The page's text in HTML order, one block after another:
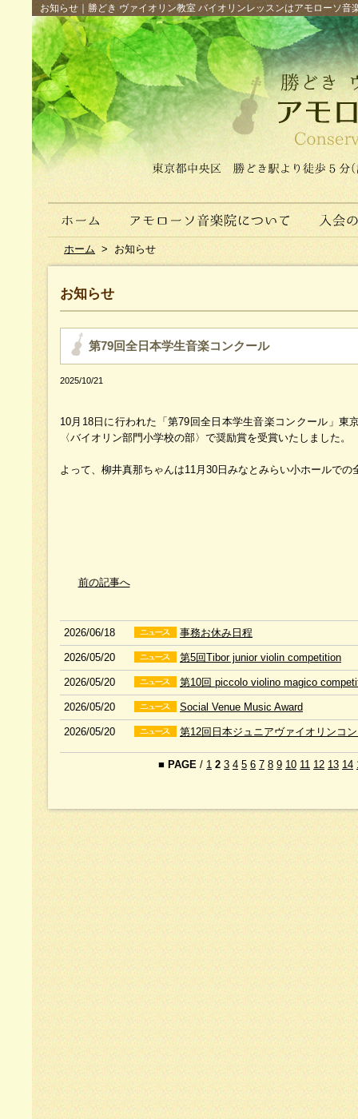
お知らせ｜勝どき ヴァイオリン教室 バイオリンレッスンはアモローソ
ホーム > お知らせ
お知らせ
第79回全日本学生音楽コンクール
2025/10/21
10月18日に行われた「第79回全日本学生音楽コンクール」東
〈バイオリン部門小学校の部〉で奨励賞を受賞いたしました。
よって、柳井真那ちゃんは11月30日みなとみらい小ホールでの
前の記事へ
2026/06/18 事務お休み日程
2026/05/20 第5回Tibor junior violin competition
2026/05/20 第10回 piccolo violino magico
2026/05/20 Social Venue Music Award
2026/05/20 第12回日本ジュニアヴァイオリンコ
■ PAGE / 1 2 3 4 5 6 7 8 9 10 11 12 13 14